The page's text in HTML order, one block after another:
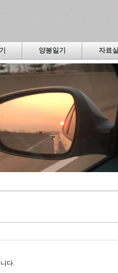
양봉일기 자료실
다.